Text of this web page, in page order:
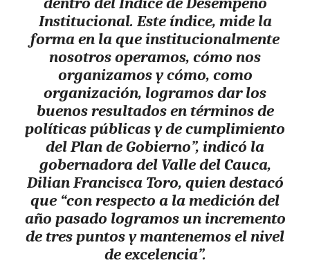
Institucional. Este índice, mide la
forma en la que institucionalmente
nosotros operamos, cómo nos
organizamos y cómo, como
organización, logramos dar los
buenos resultados en términos de
políticas públicas y de cumplimiento
del Plan de Gobierno”, indicó la
gobernadora del Valle del Cauca,
Dilian Francisca Toro, quien destacó
que “con respecto a la medición del
año pasado logramos un incremento
de tres puntos y mantenemos el nivel
de excelencia”.